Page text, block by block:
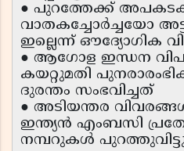
● പുറത്തേക്ക്
വാതകച്ചോർച്ചയോ
ഇല്ലെന്ന് ഔദ്യോഗിക
● ആഗോള ഇന്ധന
കയറ്റുമതി
ദുരന്തം സംഭവിച്ചത്
● അടിയന്തര
ഇന്ത്യൻ എംബസി
നമ്പറുകൾ